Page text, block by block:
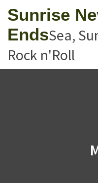
Sunrise
EndsSea,
Rock n'Roll